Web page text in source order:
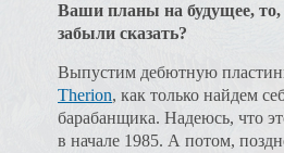
Ваши планы на будущее,
забыли сказать?
Выпуcтим дебютную
Therion, как только найдем
барабанщика. Надеюсь, что
в начале 1985. А потом,